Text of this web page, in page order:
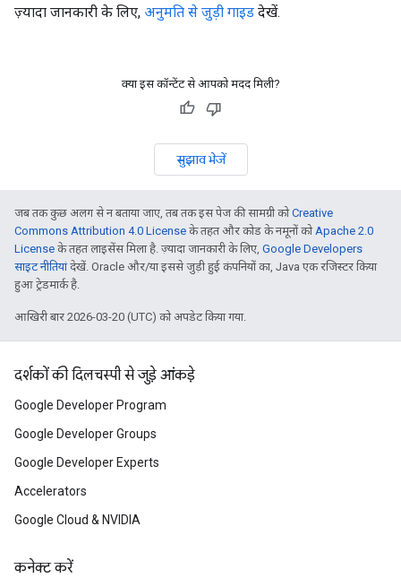
ज़्यादा जानकारी के लिए, अनुमति से जुड़ी गाइड देखें.
क्या इस कॉन्टेंट से आपको मदद मिली?
सुझाव भेजें
जब तक कुछ अलग से न बताया जाए, तब तक इस पेज की सामग्री कोCreative
Commons Attribution 4.0 License के तहत और कोड के नमूनों कोApache 2.0
License के तहत लाइसेंस मिला है. ज़्यादा जानकारी के लिए, Google Developers
साइट नीतियांदेखें. Oracle और/या इससे जुड़ी हुई कंपनियों का, Java एक रजिस्टर किया
हुआ ट्रेडमार्क है.
आखिरी बार 2026-03-20 (UTC) को अपडेट किया गया.
दर्शकों की दिलचस्पी से जुड़े आंकड़े
Google Developer Program
Google Developer Groups
Google Developer Experts
Accelerators
Google Cloud & NVIDIA
कनेक्ट करें